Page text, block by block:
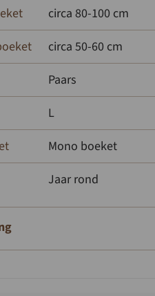
circa 80-100 cm
circa 50-60 cm
Paars
L
Mono boeket
Jaar rond